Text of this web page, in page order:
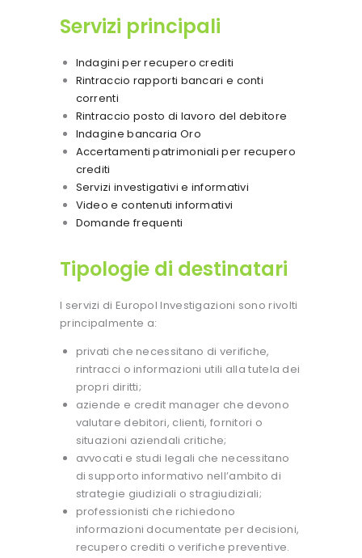
Servizi principali
Indagini per recupero crediti
Rintraccio rapporti bancari e conti
correnti
Rintraccio posto di lavoro del debitore
Indagine bancaria Oro
Accertamenti patrimoniali per recupero
crediti
Servizi investigativi e informativi
Video e contenuti informativi
Domande frequenti
Tipologie di destinatari
I servizi di Europol Investigazioni sono rivolti
principalmente a:
privati che necessitano di verifiche,
rintracci o informazioni utili alla tutela dei
propri diritti;
aziende e credit manager che devono
valutare debitori, clienti, fornitori o
situazioni aziendali critiche;
avvocati e studi legali che necessitano
di supporto informativo nell’ambito di
strategie giudiziali o stragiudiziali;
professionisti che richiedono
informazioni documentate per decisioni,
recupero crediti o verifiche preventive.